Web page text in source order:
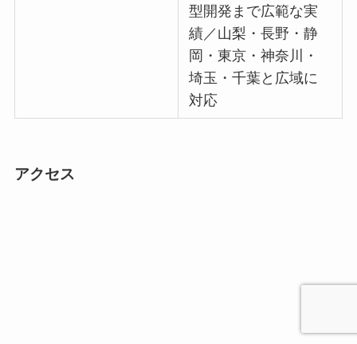
型開発まで広範な実
績／山梨・長野・静
岡・東京・神奈川・
埼玉・千葉と広域に
対応
アクセス